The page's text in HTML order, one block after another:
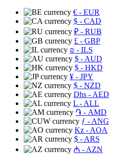
€ - EUR
$ - CAD
₽ - RUB
£ - GBP
₪ - ILS
$ - AUD
$ - HKD
¥ - JPY
$ - NZD
Dhs - AED
L - ALL
֏ - AMD
ƒ - ANG
Kz - AOA
$ - ARS
₼ - AZN